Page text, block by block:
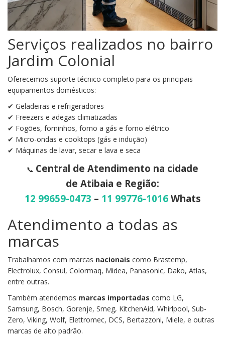
Serviços realizados no bairro
Jardim Colonial
Oferecemos suporte técnico completo para os principais
equipamentos domésticos:
✔ Geladeiras e refrigeradores
✔ Freezers e adegas climatizadas
✔ Fogões, forninhos, forno a gás e forno elétrico
✔ Micro-ondas e cooktops (gás e indução)
✔ Máquinas de lavar, secar e lava e seca
📞 Central de Atendimento na cidade
de Atibaia e Região:
12 99659-0473 – 11 99776-1016Whats
Atendimento a todas as
marcas
Trabalhamos com marcas nacionais como Brastemp,
Electrolux, Consul, Colormaq, Midea, Panasonic, Dako, Atlas,
entre outras.
Também atendemos marcas importadas como LG,
Samsung, Bosch, Gorenje, Smeg, KitchenAid, Whirlpool, Sub-
Zero, Viking, Wolf, Elettromec, DCS, Bertazzoni, Miele, e outras
marcas de alto padrão.